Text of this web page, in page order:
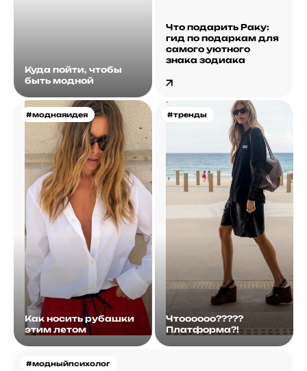
Куда пойти, чтобы
быть модной
Что подарить Раку:
гид по подаркам для
самого уютного
знака зодиака
#моднаяидея
Как носить рубашки
этим летом
#тренды
Чтоооооо?????
Платформа?!
#модныйпсихолог